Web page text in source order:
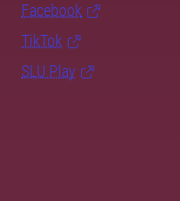
Facebook
TikTok
SLU Play